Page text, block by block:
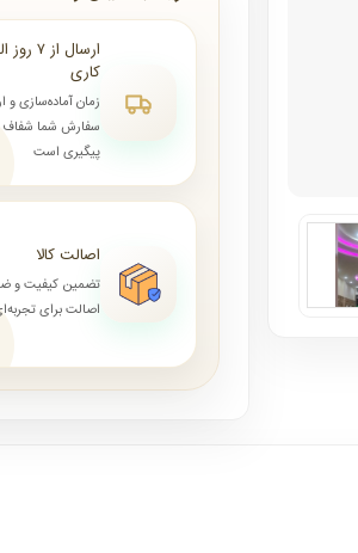
کاری
زمان آماده‌سازی و
سفارش شما شفاف
پیگیری است
اصالت کالا
تضمین کیفیت و
اصالت برای